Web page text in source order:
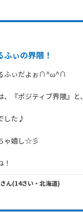
ふぃの界隈！
ふぃだよぉ∩^ω^∩
『ポジティブ界隈』と、
した♪
ゃ嬉し☆彡
さん(14さい・ 北海道)